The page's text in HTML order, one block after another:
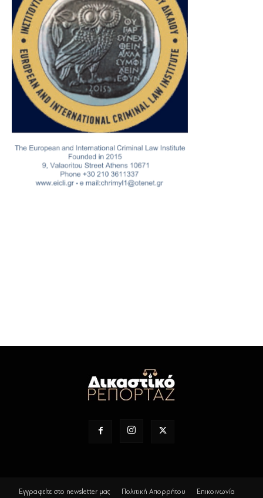
Εγγραφείτε στο newsletter μας Πολιτική Απορρήτου Επικοινωνία